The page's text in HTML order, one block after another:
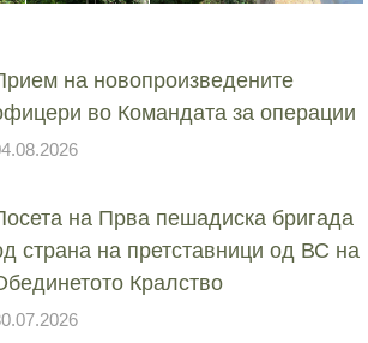
на новопроизведените
во Командата за операции
на Прва пешадиска бригада
страна на претставници од ВС на
Кралство